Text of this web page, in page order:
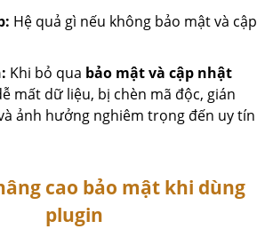
Hệ quả gì nếu không bảo mật và cập
Khi bỏ qua bảo mật và cập nhật
mất dữ liệu, bị chèn mã độc, gián
ảnh hưởng nghiêm trọng đến uy tín
cao bảo mật khi dùng
plugin